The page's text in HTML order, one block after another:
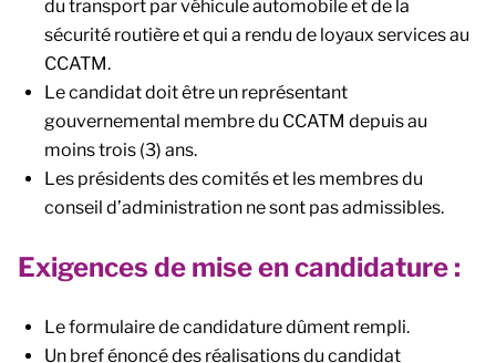
du transport par véhicule automobile et de la
sécurité routière et qui a rendu de loyaux services au
CCATM.
Le candidat doit être un représentant
gouvernemental membre du CCATM depuis au
moins trois (3) ans.
Les présidents des comités et les membres du
conseil d’administration ne sont pas admissibles.
Exigences de mise en candidature :
Le formulaire de candidature dûment rempli.
Un bref énoncé des réalisations du candidat